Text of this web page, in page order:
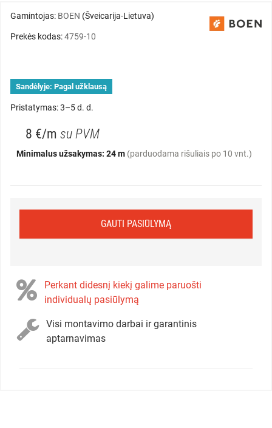
Gamintojas: BOEN (Šveicarija-Lietuva)
Prekės kodas:4759-10
Sandėlyje: Pagal užklausą
Pristatymas: 3–5 d. d.
8 €/m su PVM
Minimalus užsakymas: 24 m (parduodama rišuliais po 10 vnt.)
GAUTI PASIŪLYMĄ
Perkant didesnį kiekį galime paruošti
individualų pasiūlymą
Visi montavimo darbai ir garantinis
aptarnavimas